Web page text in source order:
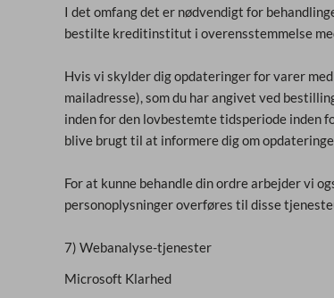
I det omfang det er nødvendigt for
bestilte kreditinstitut i overensstemmelse
Hvis vi skylder dig opdateringer for varer
mailadresse), som du har angivet ved
inden for den lovbestemte tidsperiode inden
blive brugt til at informere dig om
For at kunne behandle din ordre arbejder vi
personoplysninger overføres til disse
7) Webanalyse-tjenester
Microsoft Klarhed